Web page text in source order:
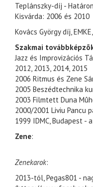
Teplánszky-díj -
Kisvárda: 2006 és 2010
Kovács György díj,
Szakmai
Jazz és Improvizációs
2012, 2013, 2014, 2015
2006 Ritmus és Zene
2005 Beszédtechnika
2003 Filmtett Duna
2000/2001 Liviu Pancu
1999 IDMC, Budapest
Zene:
Zenekarok:
2013-tól, Pegas801 -